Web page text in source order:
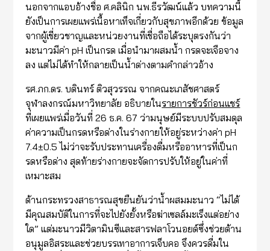
นอกจากแอบอ้างชื่อ ศ.คลินิก นพ.ธีรวัฒน์แล้ว บทความนี้
ยังเป็นการเผยแพร่เนื้อหาเท็จเกี่ยวกับสุขภาพอีกด้วย ข้อมูล
จากผู้เชี่ยวชาญและหน่วยงานที่เชื่อถือได้ระบุตรงกันว่า
มะนาวมีค่า pH เป็นกรด เมื่อนำมาผสมน้ำ กรดจะเจือจาง
ลง แต่ไม่ได้ทำให้กลายเป็นน้ำด่างตามคำกล่าวอ้าง
รศ.ภก.ดร. บดินทร์ ติวสุวรรณ จากคณะเภสัชศาสตร์
จุฬาลงกรณ์มหาวิทยาลัย อธิบายในรายการชัวร์ก่อนแชร์
ที่เผยแพร่เมื่อวันที่ 26 ธ.ค. 67 ว่ามนุษย์มีระบบปรับสมดุล
ค่าความเป็นกรดหรือด่างในร่างกายให้อยู่ระหว่างค่า pH
7.4±0.5 ไม่ว่าจะรับประทานเครื่องดื่มหรืออาหารที่เป็นก
รดหรือด่าง สุดท้ายร่างกายจะจัดการปรับให้อยู่ในค่าที่
เหมาะสม
ด้านกระทรวงสาธารณสุขยืนยันว่าน้ำผสมมะนาว “ไม่ได้
มีคุณสมบัติในการที่จะไปยังยั้งหรือฆ่าเซลล์มะเร็งแต่อย่าง
ใด” แต่มะนาวมีวิตามินซีและสารฟลาโวนอยด์ซึ่งช่วยต้าน
อนุมูลอิสระและช่วยบรรเทาอาการเจ็บคอ จึงควรดื่มใน